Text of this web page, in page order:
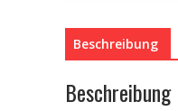
Beschreibung
Beschreibung